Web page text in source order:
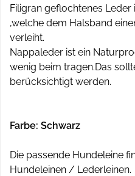
Filigran geflochtenes
,welche dem Halsband
verleiht.
Nappaleder ist ein
wenig beim tragen.Das
berücksichtigt werden.
Farbe: Schwarz
Die passende Hundeleine
Hundeleinen / Lederleinen.